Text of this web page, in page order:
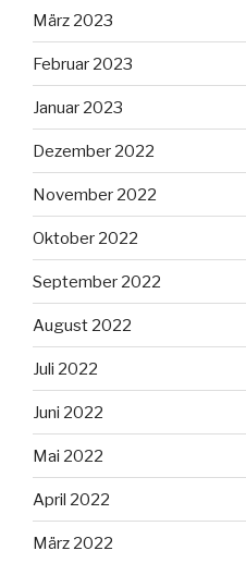
März 2023
Februar 2023
Januar 2023
Dezember 2022
November 2022
Oktober 2022
September 2022
August 2022
Juli 2022
Juni 2022
Mai 2022
April 2022
März 2022